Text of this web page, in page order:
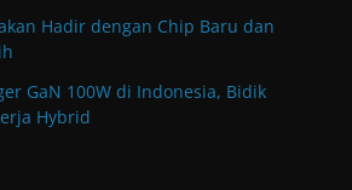
Hadir dengan Chip Baru dan
GaN 100W di Indonesia, Bidik
Hybrid